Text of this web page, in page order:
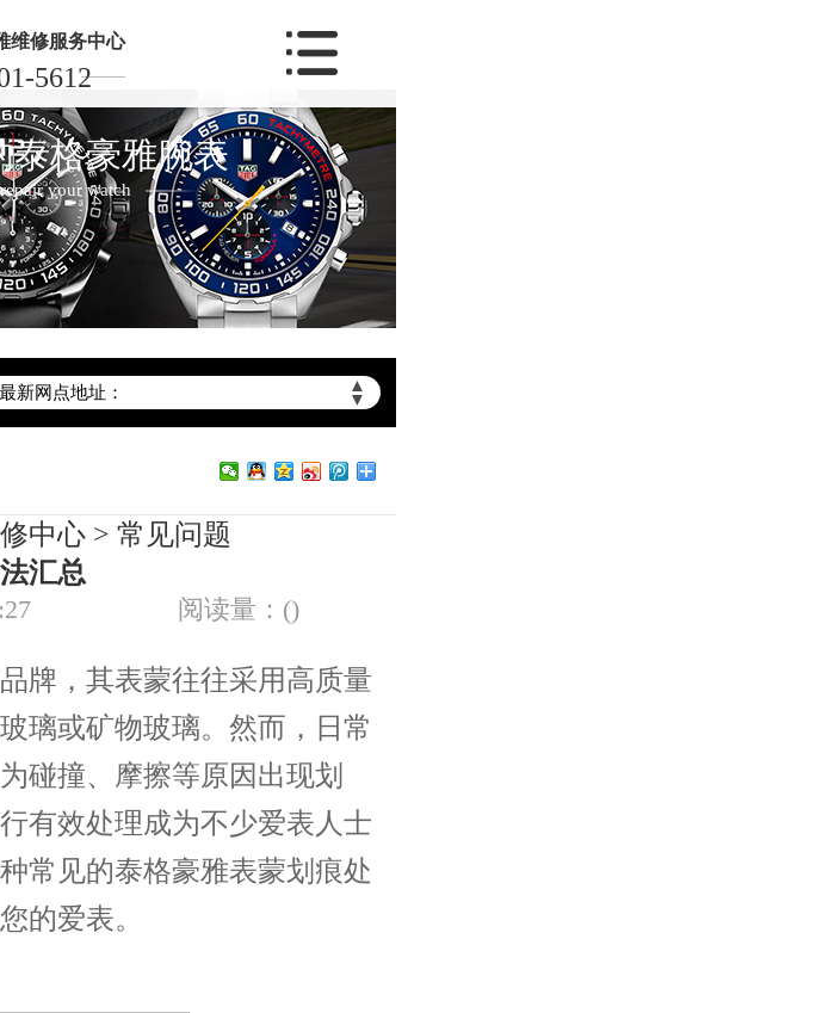
维修服务中心
5612
泰格豪雅腕表
your watch
▲
▼
网络优化升级公告
客户服务热线：400-801-5612
新网点地址：
写字楼W3座6层602室（需提前预约）
北京市朝阳区建国门外大街甲6号华熙国际中心写字楼D座11层1102室（需提前预约）
中心 > 常见问题
汇总
阅读量：()
，其表蒙往往采用高质量
璃或矿物玻璃。然而，日常
碰撞、摩擦等原因出现划
有效处理成为不少爱表人士
常见的泰格豪雅表蒙划痕处
的爱表。